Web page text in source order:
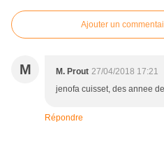
Ajouter un
M M. Prout 27/04/2018 17:21
jenofa cuisset, des annee
Répondre